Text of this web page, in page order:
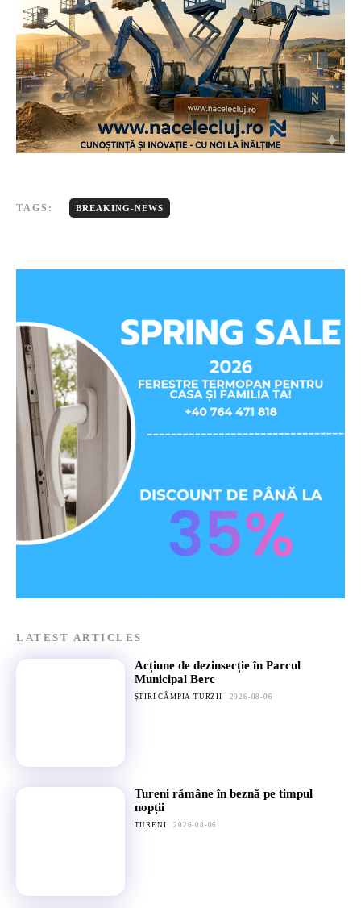
TAGS: BREAKING-NEWS
LATEST ARTICLES
Acțiune de dezinsecție în Parcul
Municipal Berc
ȘTIRI CÂMPIA TURZII 2026-08-06
Tureni rămâne în beznă pe timpul
nopții
TURENI 2026-08-06